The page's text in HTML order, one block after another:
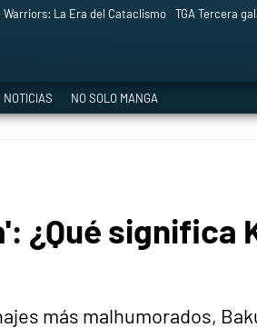
Warriors: La Era del Cataclismo TGA Tercera
NOTICIAS NO SOLO MANGA
¿Qué significa
más malhumorados,